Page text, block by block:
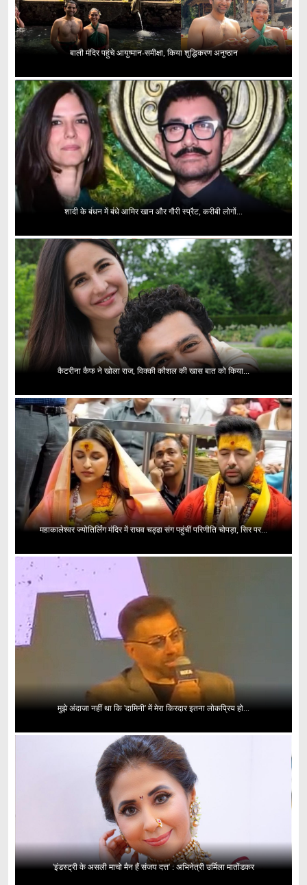
बाली मंदिर पहुंचे आयुष्मान-समीक्षा, किया शुद्धिकरण अनुष्ठान
शादी के बंधन में बंधे आमिर खान और गौरी स्प्रैट, करीबी लोगों...
कैटरीना कैफ ने खोला राज, विक्की कौशल की खास बात को किया...
महाकालेश्वर ज्योतिर्लिंग मंदिर में राघव चड्ढा संग पहुंचीं परिणीति चोपड़ा, सिर पर...
मुझे अंदाजा नहीं था कि 'दामिनी' में मेरा किरदार इतना लोकप्रिय हो...
'इंडस्ट्री के असली माचो मैन हैं संजय दत्त' : अभिनेत्री उर्मिला मातोंडकर